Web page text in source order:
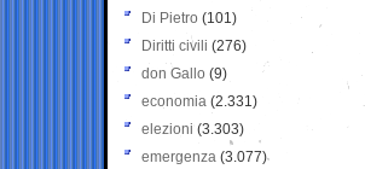
Di Pietro (101)
Diritti civili (276)
don Gallo (9)
economia (2.331)
elezioni (3.303)
emergenza (3.077)